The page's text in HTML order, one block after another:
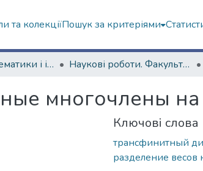
та колекціїПошук за критеріями
Факультет математики і інформатики Наукові роботи. Факультет математики і інформатики
многочлены
Ключові слова
трансфинитный
разделение весов